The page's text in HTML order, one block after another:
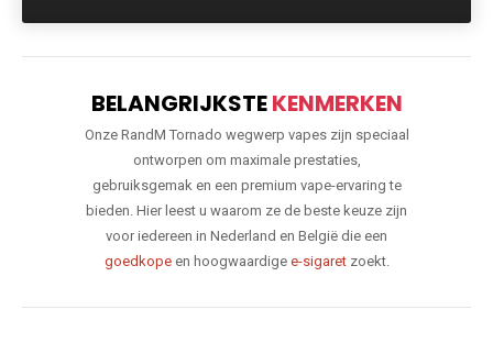
BELANGRIJKSTEKENMERKEN
Onze RandM Tornado wegwerp vapes zijn speciaal
ontworpen om maximale prestaties,
gebruiksgemak en een premium vape-ervaring te
bieden. Hier leest u waarom ze de beste keuze zijn
voor iedereen in Nederland en België die een
goedkopeen hoogwaardige e-sigaretzoekt.